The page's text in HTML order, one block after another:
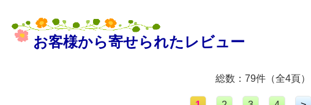
お客様から寄せられたレビュー
総数：79件（全4頁）